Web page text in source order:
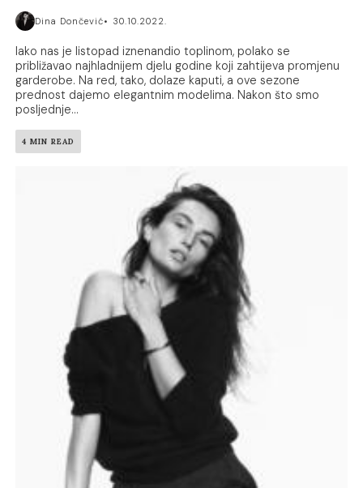
Dina Dončević 30.10.2022.
Iako nas je listopad iznenandio toplinom, polako se
približavao najhladnijem djelu godine koji zahtijeva promjenu
garderobe. Na red, tako, dolaze kaputi, a ove sezone
prednost dajemo elegantnim modelima. Nakon što smo
posljednje...
4 MIN READ